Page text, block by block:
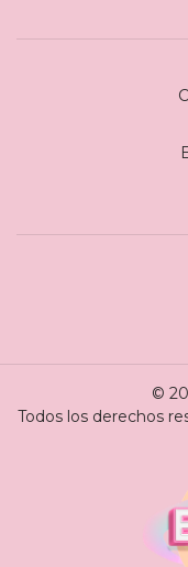
©
Todos los derechos